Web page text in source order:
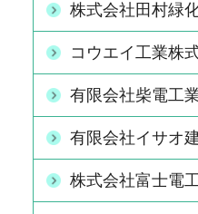
株式会社田村緑
コウエイ工業株
有限会社柴電工
有限会社イサオ
株式会社富士電